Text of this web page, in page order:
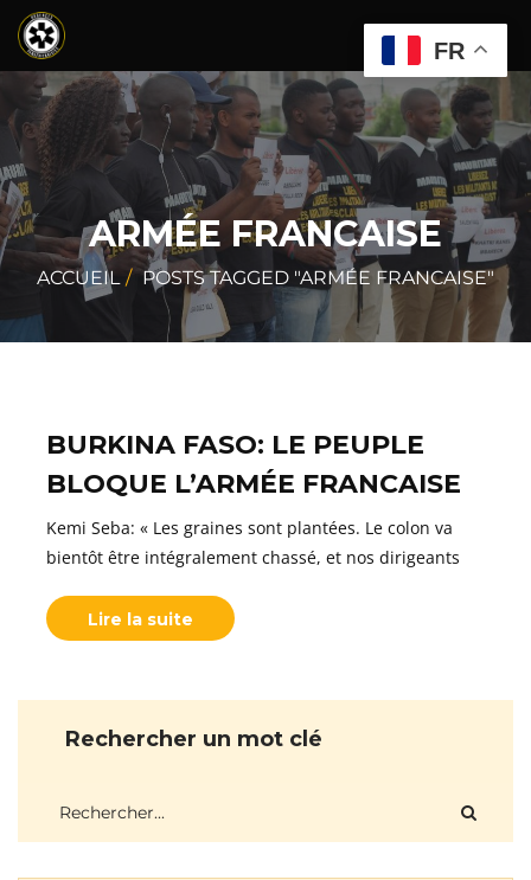
ARMÉE FRANCAISE
ACCUEIL POSTS TAGGED "ARMÉE FRANCAISE"
BURKINA FASO: LE PEUPLE
BLOQUE L’ARMÉE FRANCAISE
Kemi Seba: « Les graines sont plantées. Le colon va
bientôt être intégralement chassé, et nos dirigeants
Lire la suite
Rechercher un mot clé
FR